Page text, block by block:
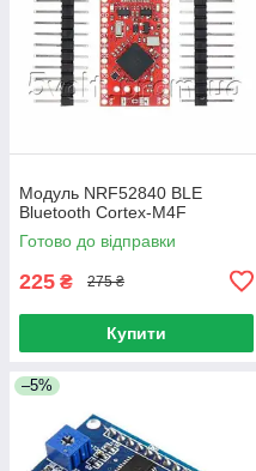
Модуль NRF52840 BLE
Bluetooth Cortex-M4F
Готово до відправки
225 ₴ 275 ₴
Купити
–5%